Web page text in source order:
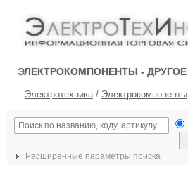
ЭЛЕКТРОКОМПОНЕНТЫ - ДРУГОЕ
Электротехника/ Электрокомпоненты
Расширенные параметры поиска